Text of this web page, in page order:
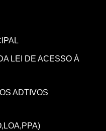
LEI DE ACESSO À
ADTIVOS